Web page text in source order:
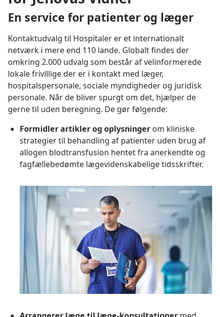
En service for patienter og læger
Kontaktudvalg til Hospitaler er et internationalt
netværk i mere end 110 lande. Globalt findes der
omkring 2.000 udvalg som består af velinformerede
lokale frivillige der er i kontakt med læger,
hospitalspersonale, sociale myndigheder og juridisk
personale. Når de bliver spurgt om det, hjælper de
gerne til uden beregning. De gør følgende:
Formidler artikler og oplysninger om kliniske
strategier til behandling af patienter uden brug af
allogen blodtransfusion hentet fra anerkendte og
fagfællebedømte lægevidenskabelige tidsskrifter.